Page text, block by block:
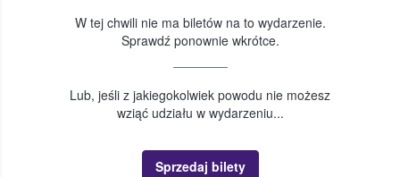
W tej chwili nie ma biletów na to wydarzenie.
Sprawdź ponownie wkrótce.
Lub, jeśli z jakiegokolwiek powodu nie możesz
wziąć udziału w wydarzeniu...
Sprzedaj bilety